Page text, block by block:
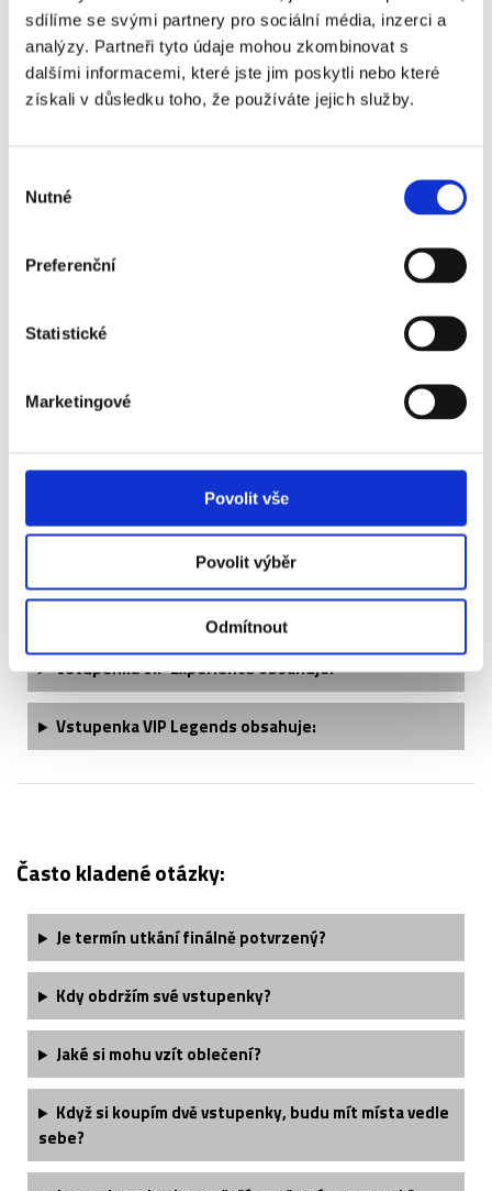
sdílíme se svými partnery pro sociální média, inzerci a
analýzy. Partneři tyto údaje mohou zkombinovat s
dalšími informacemi, které jste jim poskytli nebo které
získali v důsledku toho, že používáte jejich služby.
souhlasu
Nutné
Preferenční
Statistické
Marketingové
Povolit vše
Povolit výběr
Odmítnout
Juventus FC - Venezia
FC - 2. kategorie
+590 Kč
Juventus FC - Venezia
+1 890 Kč
Juventus FC - Venezia
+3 150 Kč
+4 730 Kč
Juventus FC - popis vstupenek ↓
Vstupenka do sektorů 112, 206, 214 a 215 obsahuje:
Vstupenka VIP Lounge obsahuje:
Vstupenka VIP Experience obsahuje:
Vstupenka VIP Legends obsahuje:
Často kladené otázky:
Je termín utkání finálně potvrzený?
Kdy obdržím své vstupenky?
Jaké si mohu vzít oblečení?
Když si koupím dvě vstupenky, budu mít místa vedle
sebe?